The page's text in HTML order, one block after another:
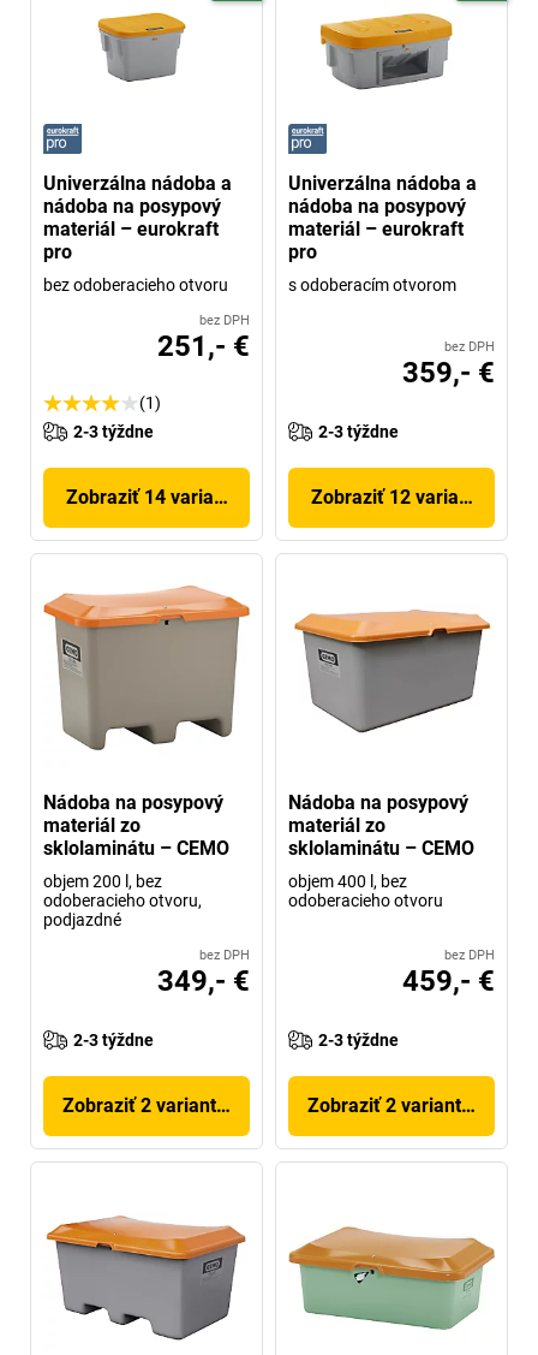
Univerzálna nádoba a
nádoba na posypový
materiál – eurokraft
pro
bez odoberacieho otvoru
bez DPH
251,- €
(1)
2-3 týždne
Zobraziť 14 variantov
Univerzálna nádoba a
nádoba na posypový
materiál – eurokraft
pro
s odoberacím otvorom
bez DPH
359,- €
2-3 týždne
Zobraziť 12 variantov
Nádoba na posypový
materiál zo
sklolaminátu – CEMO
objem 200 l, bez
odoberacieho otvoru,
podjazdné
bez DPH
349,- €
2-3 týždne
Zobraziť 2 variantov
Nádoba na posypový
materiál zo
sklolaminátu – CEMO
objem 400 l, bez
odoberacieho otvoru
bez DPH
459,- €
2-3 týždne
Zobraziť 2 variantov